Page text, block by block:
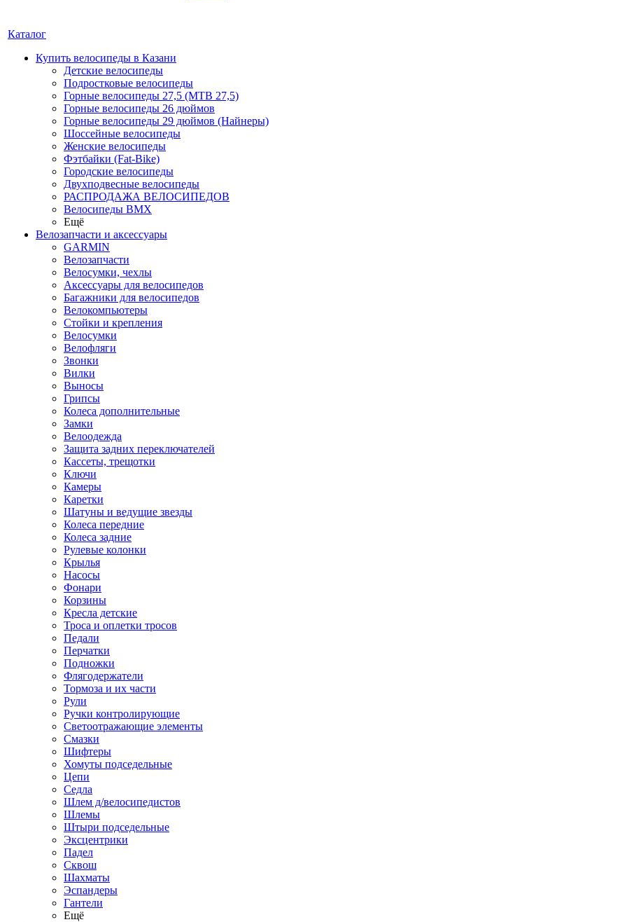
Каталог
Купить велосипеды в Казани
Детские велосипеды
Подростковые велосипеды
Горные велосипеды 27,5 (MTB 27,5)
Горные велосипеды 26 дюймов
Горные велосипеды 29 дюймов (Найнеры)
Шоссейные велосипеды
Женские велосипеды
Фэтбайки (Fat-Bike)
Городские велосипеды
Двухподвесные велосипеды
РАСПРОДАЖА ВЕЛОСИПЕДОВ
Велосипеды BMX
Ещё
Велозапчасти и аксессуары
GARMIN
Велозапчасти
Велосумки, чехлы
Аксессуары для велосипедов
Багажники для велосипедов
Велокомпьютеры
Стойки и крепления
Велосумки
Велофляги
Звонки
Вилки
Выносы
Грипсы
Колеса дополнительные
Замки
Велоодежда
Защита задних переключателей
Кассеты, трещотки
Ключи
Камеры
Каретки
Шатуны и ведущие звезды
Колеса передние
Колеса задние
Рулевые колонки
Крылья
Насосы
Фонари
Корзины
Кресла детские
Троса и оплетки тросов
Педали
Перчатки
Подножки
Флягодержатели
Тормоза и их части
Рули
Ручки контролирующие
Светоотражающие элементы
Смазки
Шифтеры
Хомуты подседельные
Цепи
Седла
Шлем д/велосипедистов
Шлемы
Штыри подседельные
Эксцентрики
Падел
Сквош
Шахматы
Эспандеры
Гантели
Ещё